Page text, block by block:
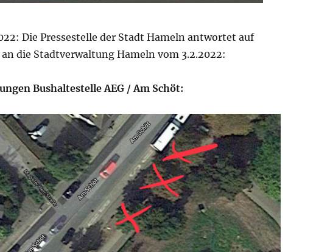
Die Pressestelle der Stadt Hameln antwortet auf
die Stadtverwaltung Hameln vom 3.2.2022:
Bushaltestelle AEG / Am Schöt: